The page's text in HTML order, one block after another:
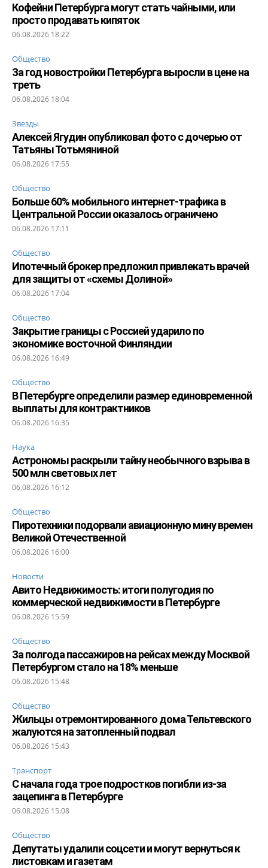
Кофейни Петербурга могут стать чайными, или
просто продавать кипяток
06.08.2026 18:22
Общество
За год новостройки Петербурга выросли в цене на
треть
06.08.2026 18:04
Звезды
Алексей Ягудин опубликовал фото с дочерью от
Татьяны Тотьмяниной
06.08.2026 17:55
Общество
Больше 60% мобильного интернет-трафика в
Центральной России оказалось ограничено
06.08.2026 17:11
Общество
Ипотечный брокер предложил привлекать врачей
для защиты от «схемы Долиной»
06.08.2026 17:04
Общество
Закрытие границы с Россией ударило по
экономике восточной Финляндии
06.08.2026 16:49
Общество
В Петербурге определили размер единовременной
выплаты для контрактников
06.08.2026 16:35
Наука
Астрономы раскрыли тайну необычного взрыва в
500 млн световых лет
06.08.2026 16:12
Общество
Пиротехники подорвали авиационную мину времен
Великой Отечественной
06.08.2026 16:00
Новости
Авито Недвижимость: итоги полугодия по
коммерческой недвижимости в Петербурге
06.08.2026 15:59
Общество
За полгода пассажиров на рейсах между Москвой
Петербургом стало на 18% меньше
06.08.2026 15:48
Общество
Жильцы отремонтированного дома Тельтевского
жалуются на затопленный подвал
06.08.2026 15:43
Транспорт
С начала года трое подростков погибли из-за
зацепинга в Петербурге
06.08.2026 15:08
Общество
Депутаты удалили соцсети и могут вернуться к
листовкам и газетам